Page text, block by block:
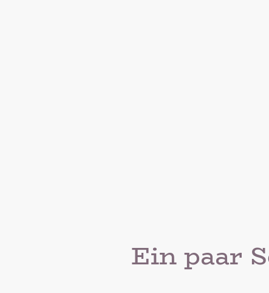
Ein paar